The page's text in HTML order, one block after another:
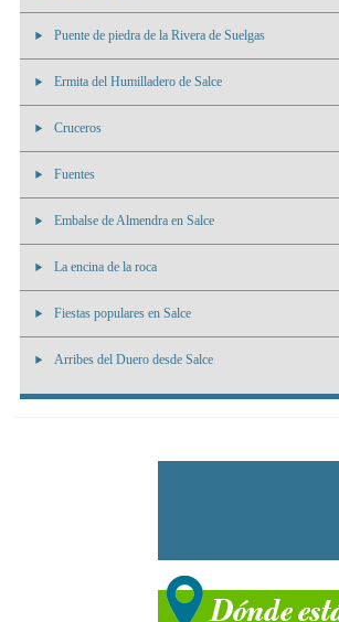
Puente de piedra de la Rivera de Suelgas
Ermita del Humilladero de Salce
Cruceros
Fuentes
Embalse de Almendra en Salce
La encina de la roca
Fiestas populares en Salce
Arribes del Duero desde Salce